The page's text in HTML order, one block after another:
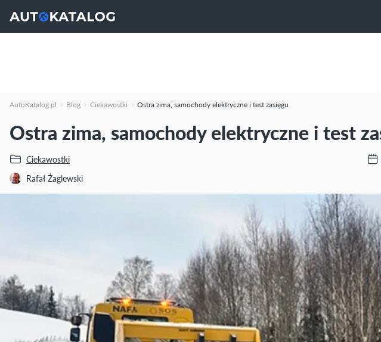
AutoKatalog.pl Blog Ciekawostki Ostra zima, samochody elektryczne i test zasięgu
Ostra zima, samochody elektryczne i test
Ciekawostki
Rafał Żaglewski